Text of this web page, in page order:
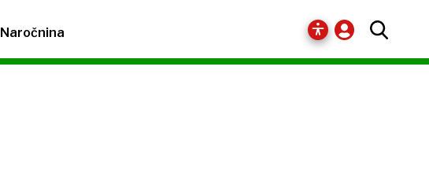
Naročnina